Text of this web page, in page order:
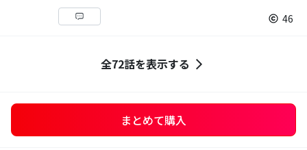
46
全72話を表示する
まとめて購入